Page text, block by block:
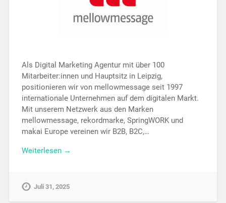
Als Digital Marketing Agentur mit über 100
Mitarbeiter:innen und Hauptsitz in Leipzig,
positionieren wir von mellowmessage seit 1997
internationale Unternehmen auf dem digitalen Markt.
Mit unserem Netzwerk aus den Marken
mellowmessage, rekordmarke, SpringWORK und
makai Europe vereinen wir B2B, B2C,…
Weiterlesen →
Juli 31, 2025